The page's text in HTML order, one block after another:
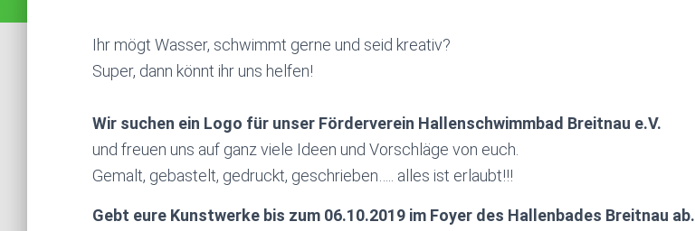
Ihr mögt Wasser, schwimmt gerne und seid kreativ?
Super, dann könnt ihr uns helfen!
Wir suchen ein Logo für unser Förderverein Hallenschwimmbad Breitnau e.V.
und freuen uns auf ganz viele Ideen und Vorschläge von euch.
Gemalt, gebastelt, gedruckt, geschrieben….. alles ist erlaubt!!!
Gebt eure Kunstwerke bis zum 06.10.2019 im Foyer des Hallenbades Breitnau ab.